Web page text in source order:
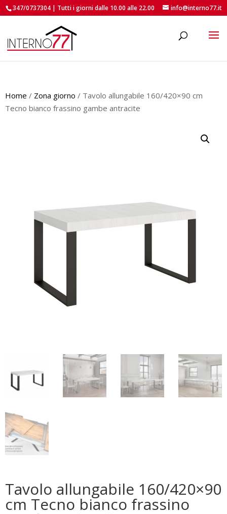
347/0737304 | Tutti i giorni dalle 10.00 alle 22.00 info@interno77.it
Home / Zona giorno / Tavolo allungabile 160/420×90 cm
Tecno bianco frassino gambe antracite
Tavolo allungabile 160/420×90
cm Tecno bianco frassino